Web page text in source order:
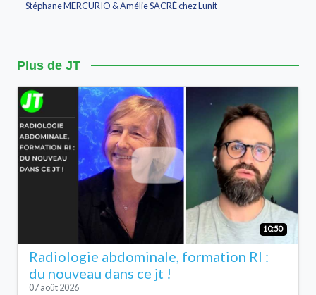
Stéphane MERCURIO & Amélie SACRÉ chez Lunit
Plus de JT
10:50
Radiologie abdominale, formation RI :
du nouveau dans ce jt !
07 août 2026